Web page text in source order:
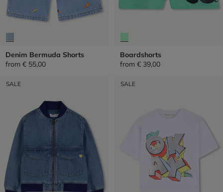
Denim Bermuda Shorts
from € 55,00
Boardshorts
from € 39,00
SALE SALE